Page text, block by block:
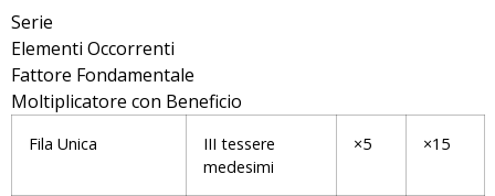
Serie
Elementi Occorrenti
Fattore Fondamentale
Moltiplicatore con Beneficio
Fila Unica
III tessere
medesimi
×5 ×15